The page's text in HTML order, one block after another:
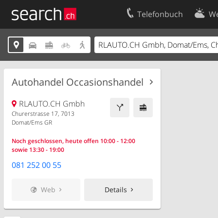
Telefonbuch
    
Autohandel Occasionshandel
RLAUTO.CH Gmbh
Churerstrasse 17, 7013
Domat/Ems GR
Noch geschlossen, heute offen 10:00 - 12:00
sowie 13:30 - 19:00
081 252 00 55
Web Details
Ihr Eintrag
Kundencenter Geschäftskunden
Impressum
Kontakt